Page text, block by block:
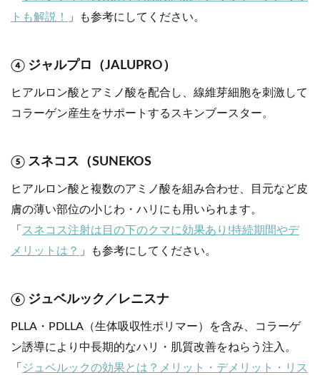
トも解説！
」も参考にしてください。
④ ジャルプロ（JALUPRO）
ヒアルロン酸とアミノ酸を配合し、線維芽細胞を刺激して
コラーゲン産生をサポートするスキンブースター。
⑤ スネコス（SUNEKOS
ヒアルロン酸と複数のアミノ酸を組み合わせ、目元など皮
膚の薄い部位の小じわ・ハリにも用いられます。
「 スネコス注射は目の下のクマに効果あり!持続期間やデ
メリットは？ 」も参考にしてください。
⑥ ジュベルック／レニスナ
PLLA・PDLLA（生体吸収性ポリマー）を含み、コラーゲ
ン誘導により中長期的なハリ・肌質改善をねらう注入。
「 ジュベルックの効果とは？メリット・デメリット・リス